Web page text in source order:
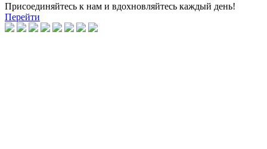
Присоединяйтесь к нам и вдохновляйтесь каждый день!
Перейти